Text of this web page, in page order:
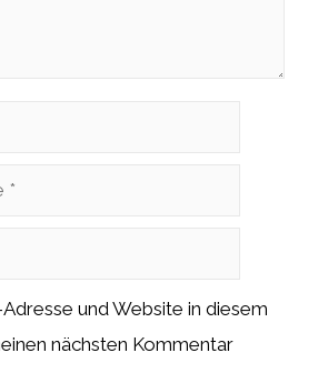
und Website in diesem
nächsten Kommentar